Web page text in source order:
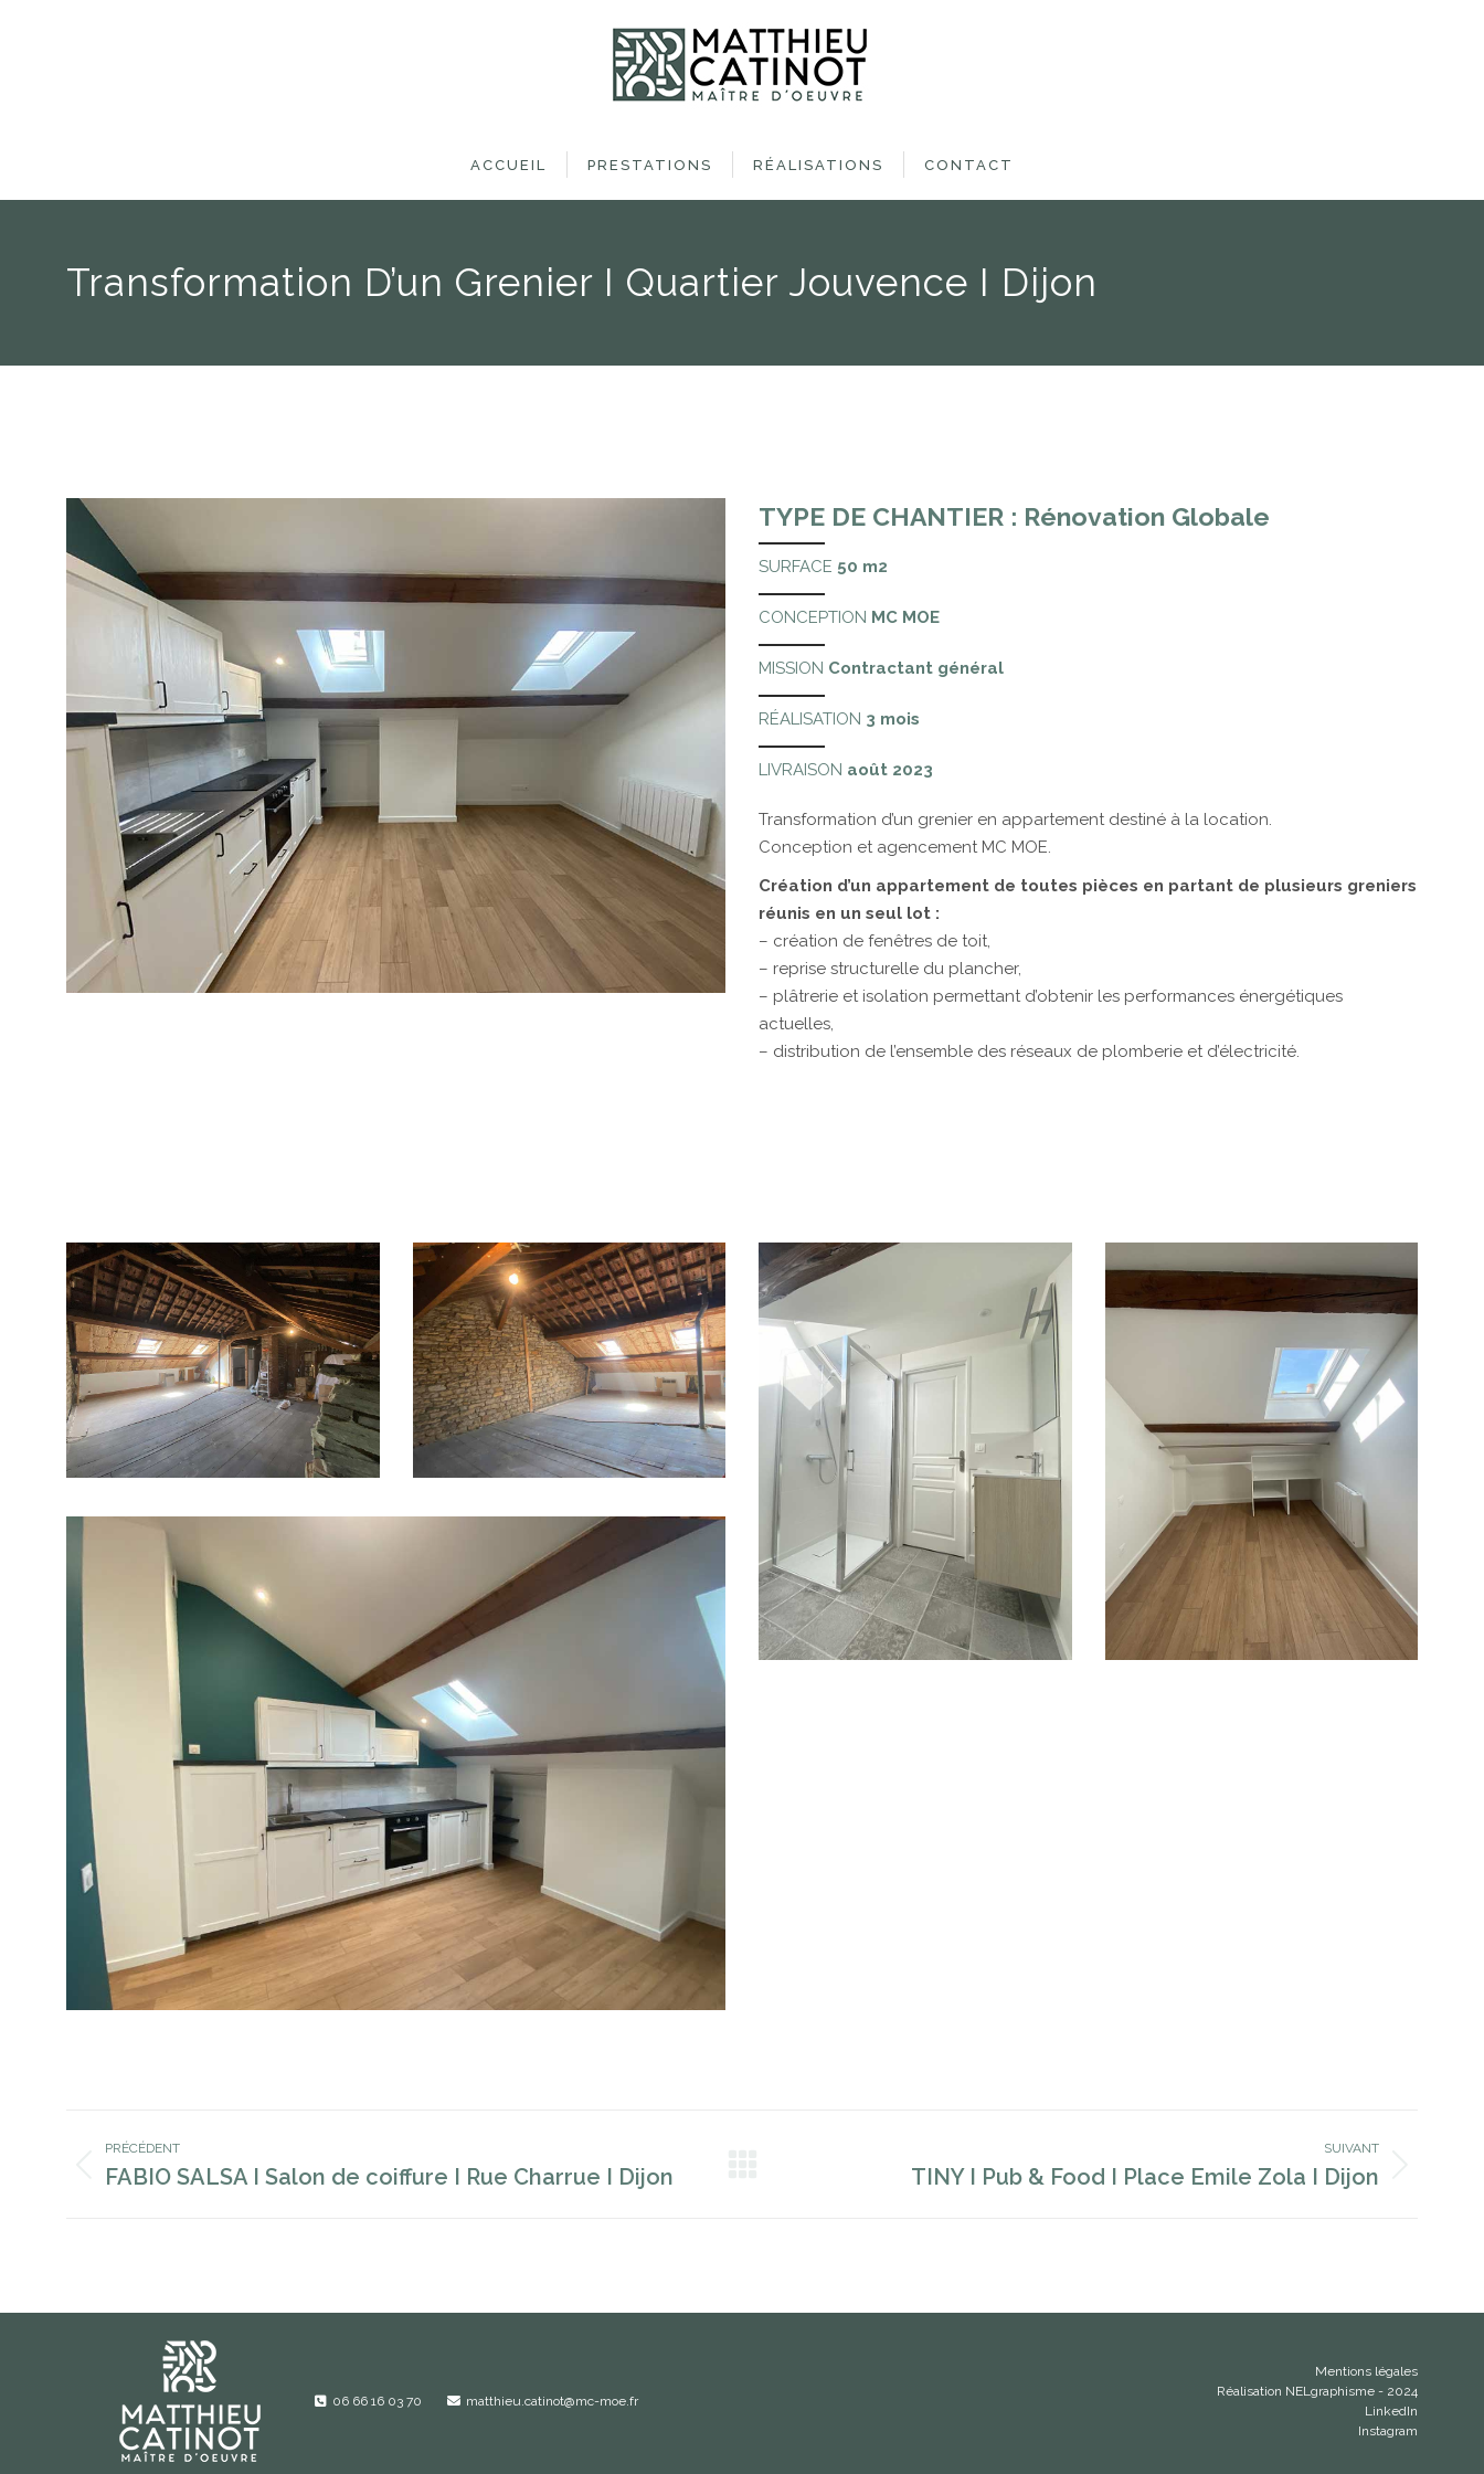
ACCUEIL PRESTATIONS RÉALISATIONS CONTACT
Transformation D’un Grenier I Quartier Jouvence I Dijon
TYPE DE CHANTIER : Rénovation Globale
SURFACE 50 m2
CONCEPTION MC MOE
MISSION Contractant général
RÉALISATION 3 mois
LIVRAISON août 2023
Transformation d’un grenier en appartement destiné à la location.
Conception et agencement MC MOE.
Création d’un appartement de toutes pièces en partant de plusieurs greniers
réunis en un seul lot :
– création de fenêtres de toit,
– reprise structurelle du plancher,
– plâtrerie et isolation permettant d’obtenir les performances énergétiques
actuelles,
– distribution de l’ensemble des réseaux de plomberie et d’électricité.
PRÉCÉDENT
Onglet
FABIO SALSA I Salon de coiffure I Rue Charrue I Dijon
SUIVANT
TINY I Pub & Food I Place Emile Zola I Dijon
06 66 16 03 70 matthieu.catinot@mc-moe.fr
Mentions légales
Réalisation NELgraphisme - 2024
LinkedIn
Instagram